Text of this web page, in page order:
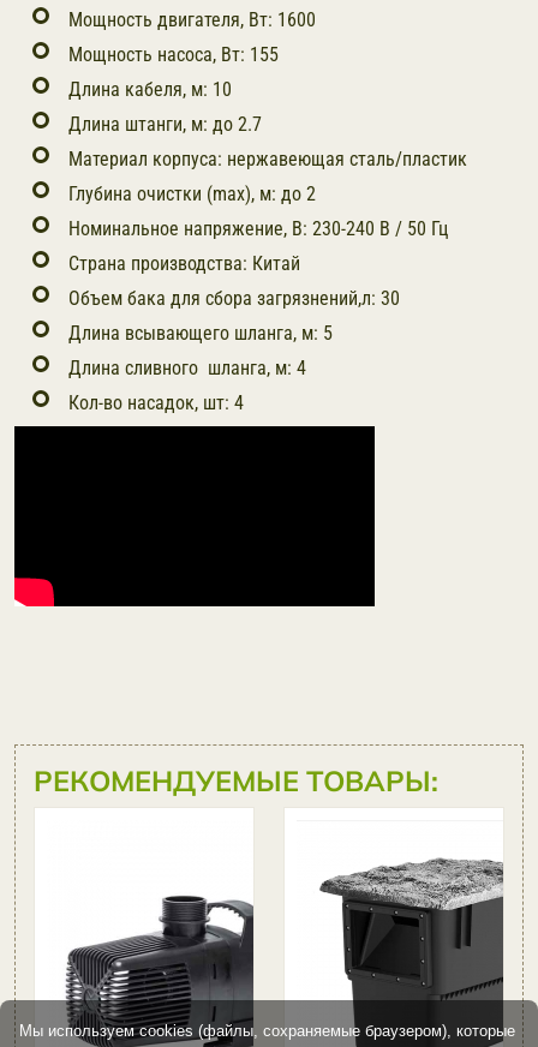
Мощность двигателя, Вт: 1600
Мощность насоса, Вт: 155
Длина кабеля, м: 10
Длина штанги, м: до 2.7
Материал корпуса: нержавеющая сталь/пластик
Глубина очистки (max), м: до 2
Номинальное напряжение, В: 230-240 В / 50 Гц
Страна производства: Китай
Объем бака для сбора загрязнений,л: 30
Длина всывающего шланга, м: 5
Длина сливного шланга, м: 4
Кол-во насадок, шт: 4
РЕКОМЕНДУЕМЫЕ ТОВАРЫ:
пруда
Angara
14000
Цена: 29
095 руб
Мы используем cookies (файлы, сохраняемые браузером), которые